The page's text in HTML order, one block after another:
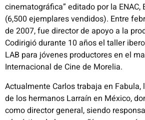
cinematográfica” editado por la ENAC,
(6,500 ejemplares vendidos). Entre
de 2007, fue director de apoyo a la
Codirigió durante 10 años el taller
LAB para jóvenes productores en el
Internacional de Cine de Morelia.
Actualmente Carlos trabaja en
de los hermanos Larraín en México,
como director general, siendo